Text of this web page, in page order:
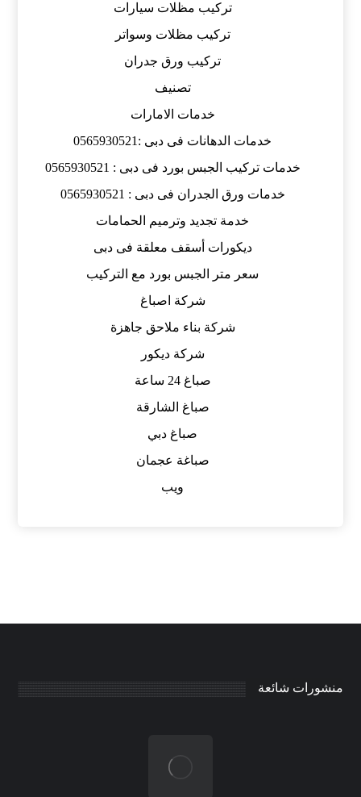
تركيب مظلات سيارات
تركيب مظلات وسواتر
تركيب ورق جدران
تصنيف
خدمات الامارات
خدمات الدهانات فى دبى :0565930521
خدمات تركيب الجبس بورد فى دبى : 0565930521
خدمات ورق الجدران فى دبى : 0565930521
خدمة تجديد وترميم الحمامات
ديكورات أسقف معلقة فى دبى
سعر متر الجبس بورد مع التركيب
شركة اصباغ
شركة بناء ملاحق جاهزة
شركة ديكور
صباغ 24 ساعة
صباغ الشارقة
صباغ دبي
صباغة عجمان
ويب
منشورات شائعة